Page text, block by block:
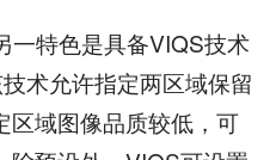
特色是具备VIQS技术
术允许指定两区域保留
区域图像品质较低，可